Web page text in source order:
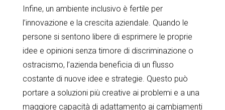
Infine, un ambiente inclusivo è fertile per
l’innovazione e la crescita aziendale. Quando le
persone si sentono libere di esprimere le proprie
idee e opinioni senza timore di discriminazione o
ostracismo, l’azienda beneficia di un flusso
costante di nuove idee e strategie. Questo può
portare a soluzioni più creative ai problemi e a una
maggiore capacità di adattamento ai cambiamenti